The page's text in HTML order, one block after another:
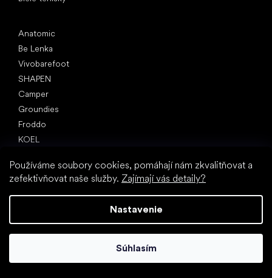
Používáme soubory cookies, pomáhají nám zkvalitňovat a
zefektivňovat naše služby. Zajímají vás detaily?
Nastavenie
Súhlasím
Anatomic
Be Lenka
Vivobarefoot
SHAPEN
Camper
Groundies
Froddo
KOEL
Články
Hallux valgus (vbočený palec)
Chôdza naboso vs. chôdza v topánkach
Správna hygiena nôh